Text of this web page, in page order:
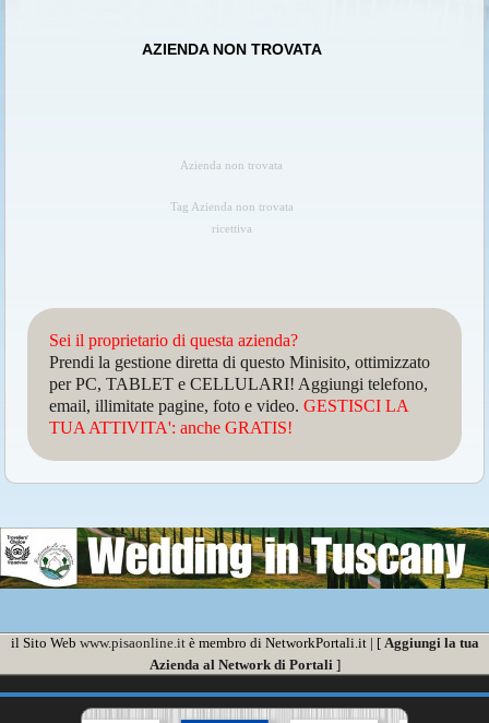
AZIENDA NON TROVATA
Azienda non trovata
Tag Azienda non trovata
ricettiva
Sei il proprietario di questa azienda?
Prendi la gestione diretta di questo Minisito, ottimizzato
per PC, TABLET e CELLULARI! Aggiungi telefono,
email, illimitate pagine, foto e video.GESTISCI LA
TUA ATTIVITA': anche GRATIS!
il Sito Web www.pisaonline.itè membro di NetworkPortali.it | [ Aggiungi la tua
Azienda al Network di Portali ]